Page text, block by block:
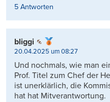
5 Antworten
bliggi
20.04.2025 um 08:27
Und nochmals, wie man
Prof. Titel zum Chef der
ist unerklärlich, die
hat hat Mitverantwortung.